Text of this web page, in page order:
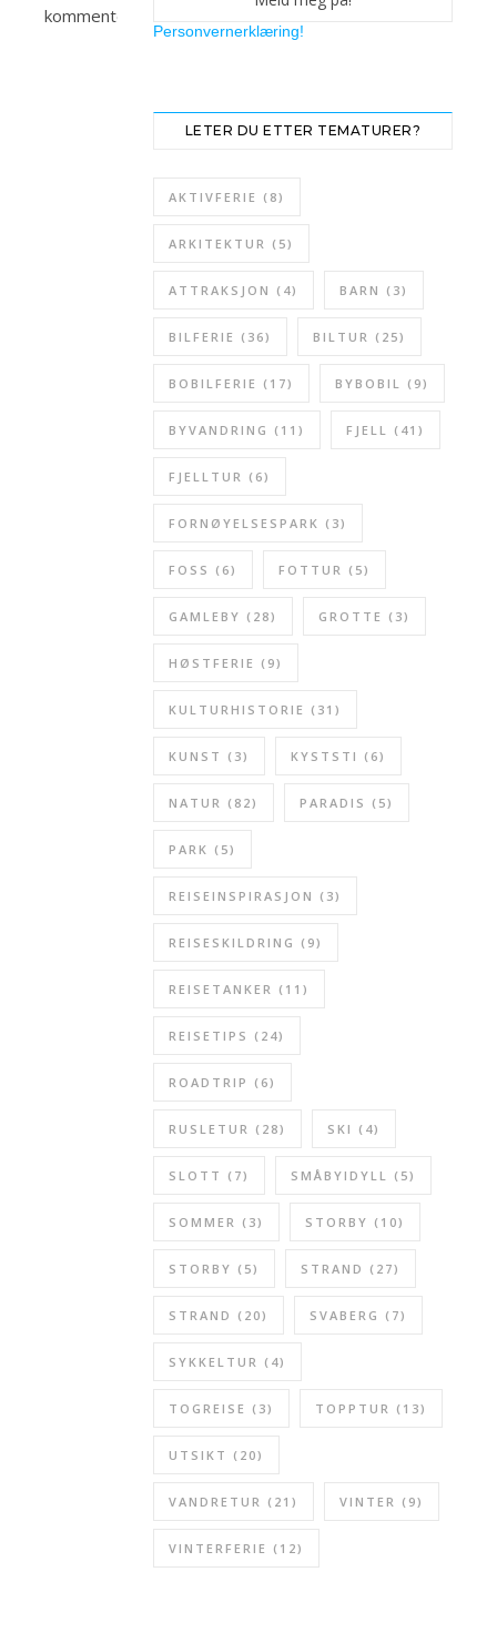
kommentere.
Personvernerklæring!
LETER DU ETTER TEMATURER?
AKTIVFERIE (8)
ARKITEKTUR (5)
ATTRAKSJON (4) BARN (3)
BILFERIE (36) BILTUR (25)
BOBILFERIE (17) BYBOBIL (9)
BYVANDRING (11) FJELL (41)
FJELLTUR (6)
FORNØYELSESPARK (3)
FOSS (6) FOTTUR (5)
GAMLEBY (28) GROTTE (3)
HØSTFERIE (9)
KULTURHISTORIE (31)
KUNST (3) KYSTSTI (6)
NATUR (82) PARADIS (5)
PARK (5)
REISEINSPIRASJON (3)
REISESKILDRING (9)
REISETANKER (11)
REISETIPS (24)
ROADTRIP (6)
RUSLETUR (28) SKI (4)
SLOTT (7) SMÅBYIDYLL (5)
SOMMER (3) STORBY (10)
STORBY (5) STRAND (27)
STRAND (20) SVABERG (7)
SYKKELTUR (4)
TOGREISE (3) TOPPTUR (13)
UTSIKT (20)
VANDRETUR (21) VINTER (9)
VINTERFERIE (12)